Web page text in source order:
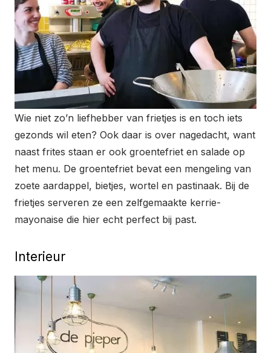
Wie niet zo’n liefhebber van frietjes is en toch iets
gezonds wil eten? Ook daar is over nagedacht, want
naast frites staan er ook groentefriet en salade op
het menu. De groentefriet bevat een mengeling van
zoete aardappel, bietjes, wortel en pastinaak. Bij de
frietjes serveren ze een zelfgemaakte kerrie-
mayonaise die hier echt perfect bij past.
Interieur